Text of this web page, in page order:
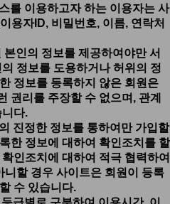
를 이용하고자 하는 이용자는 사
용자ID, 비밀번호, 이름, 연락처
인의 정보를 제공하여야만 서
정보를 도용하거나 허위의 정
정보를 등록하지 않은 회원은
권리를 주장할 수 없으며, 관계
다.
진정한 정보를 통하여만 가입할
한 정보에 대하여 확인조치를 할
인조치에 대하여 적극 협력하여
니할 경우 사이트은 회원이 등록
수 있습니다.